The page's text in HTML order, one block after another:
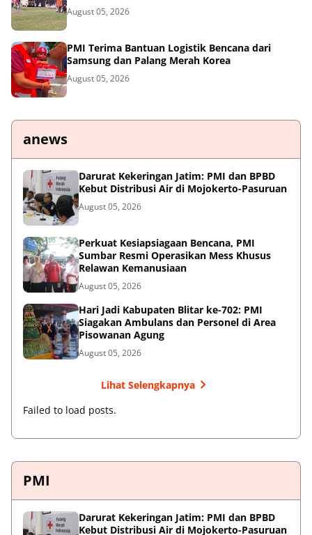
August 05, 2026
PMI Terima Bantuan Logistik Bencana dari
Samsung dan Palang Merah Korea
August 05, 2026
anews
Darurat Kekeringan Jatim: PMI dan BPBD
Kebut Distribusi Air di Mojokerto-Pasuruan
August 05, 2026
Perkuat Kesiapsiagaan Bencana, PMI
Sumbar Resmi Operasikan Mess Khusus
Relawan Kemanusiaan
August 05, 2026
Hari Jadi Kabupaten Blitar ke-702: PMI
Siagakan Ambulans dan Personel di Area
Pisowanan Agung
August 05, 2026
Lihat Selengkapnya
Failed to load posts.
PMI
Darurat Kekeringan Jatim: PMI dan BPBD
Kebut Distribusi Air di Mojokerto-Pasuruan